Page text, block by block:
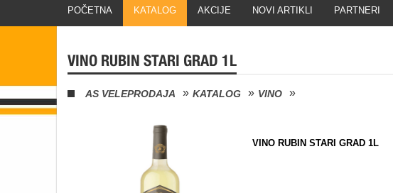
POČETNA KATALOG AKCIJE NOVI ARTIKLI PARTNERI
VINO RUBIN STARI GRAD 1L
AS VELEPRODAJA KATALOG VINO
VINO RUBIN STARI GRAD 1L